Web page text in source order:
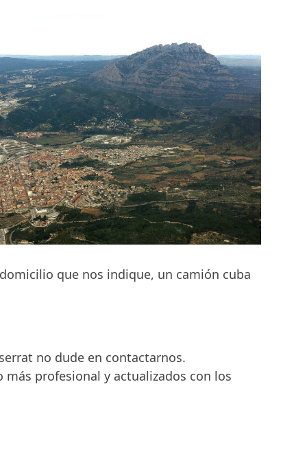
que nos indique, un camión cuba
no dude en contactarnos.
profesional y actualizados con los